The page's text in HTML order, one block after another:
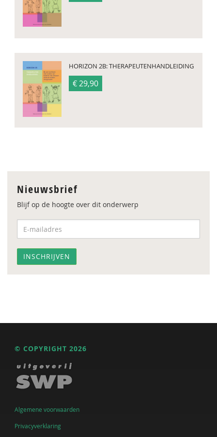
HORIZON 2B: THERAPEUTENHANDLEIDING
€ 29,90
Nieuwsbrief
Blijf op de hoogte over dit onderwerp
© COPYRIGHT 2026
Algemene voorwaarden
Privacyverklaring